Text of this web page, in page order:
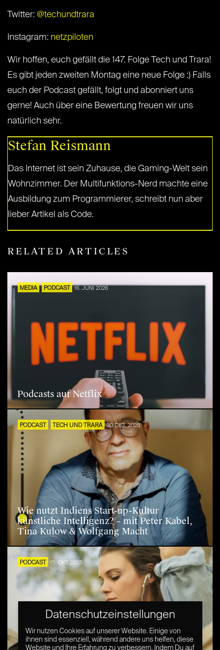
Twitter: @techundtrara
Instagram: netzpiloten
Wir hoffen, euch gefällt die 147. Folge Tech und Trara!
Es gibt jeden zweiten Montag eine neue Folge :) Falls
euch der Podcast gefällt, folgt und abonniert uns
gerne! Auch über eine Bewertung freuen wir uns
natürlich sehr.
Stefan Reismann
Das Internet ist sein Zuhause, die Gaming-Welt sein
Wohnzimmer. Der Multifunktions-Nerd machte eine
Ausbildung zum Programmierer, schreibt nun aber
lieber Artikel als Code.
RELATED ARTICLES
MEDIA PODCAST 16. JUNI 2026
Podcasts auf Netflix
PODCAST TECH UND TRARA 30. DEZ. 2025
Wie nutzt Indiens Start-up-Kultur
künstliche Intelligenz? – mit Peter Kabel,
Tina Kulow & Wolfgang Macht
PODCAST 15. OKT. 2025
Datenschutzeinstellungen
Wir nutzen Cookies auf unserer Website. Einige von
ihnen sind essenziell, während andere uns helfen, diese
Website und Ihre Erfahrung zu verbessern. Indem Du auf